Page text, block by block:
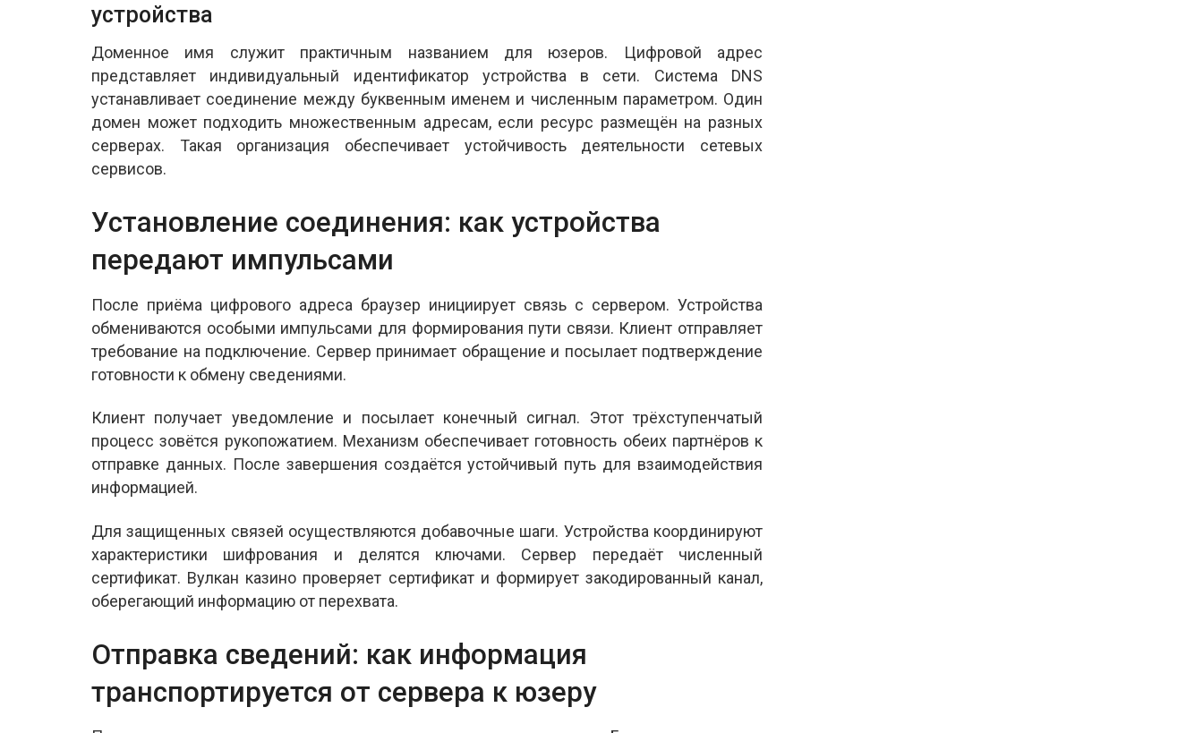
устройства
Доменное имя служит практичным названием для юзеров. Цифровой адрес
представляет индивидуальный идентификатор устройства в сети. Система DNS
устанавливает соединение между буквенным именем и численным параметром. Один
домен может подходить множественным адресам, если ресурс размещён на разных
серверах. Такая организация обеспечивает устойчивость деятельности сетевых
сервисов.
Установление соединения: как устройства
передают импульсами
После приёма цифрового адреса браузер инициирует связь с сервером. Устройства
обмениваются особыми импульсами для формирования пути связи. Клиент отправляет
требование на подключение. Сервер принимает обращение и посылает подтверждение
готовности к обмену сведениями.
Клиент получает уведомление и посылает конечный сигнал. Этот трёхступенчатый
процесс зовётся рукопожатием. Механизм обеспечивает готовность обеих партнёров к
отправке данных. После завершения создаётся устойчивый путь для взаимодействия
информацией.
Для защищенных связей осуществляются добавочные шаги. Устройства координируют
характеристики шифрования и делятся ключами. Сервер передаёт численный
сертификат. Вулкан казино проверяет сертификат и формирует закодированный канал,
оберегающий информацию от перехвата.
Отправка сведений: как информация
транспортируется от сервера к юзеру